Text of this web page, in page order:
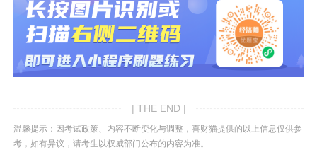
| THE END |
温馨提示：因考试政策、内容不断变化与调整，喜财猫提供的以上信息仅供参
考，如有异议，请考生以权威部门公布的内容为准。